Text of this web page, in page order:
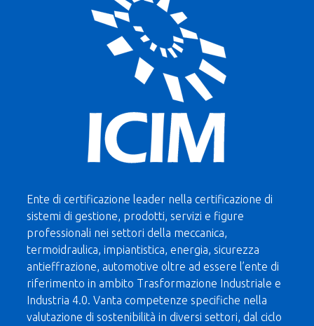
Ente di certificazione leader nella certificazione di
sistemi di gestione, prodotti, servizi e figure
professionali nei settori della meccanica,
termoidraulica, impiantistica, energia, sicurezza
antieffrazione, automotive oltre ad essere l’ente di
riferimento in ambito Trasformazione Industriale e
Industria 4.0. Vanta competenze specifiche nella
valutazione di sostenibilità in diversi settori, dal ciclo